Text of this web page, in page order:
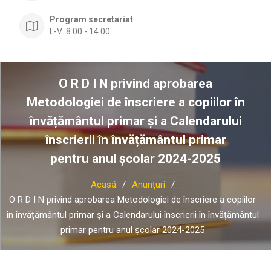
Program secretariat
L-V: 8:00 - 14:00
O R D I N privind aprobarea
Metodologiei de înscriere a copiilor în
învățământul primar și a Calendarului
înscrierii în învățământul primar
pentru anul școlar 2024-2025
Acasă
Anunțuri
O R D I N privind aprobarea Metodologiei de înscriere a copiilor
în învățământul primar și a Calendarului înscrierii în învățământul
primar pentru anul școlar 2024-2025